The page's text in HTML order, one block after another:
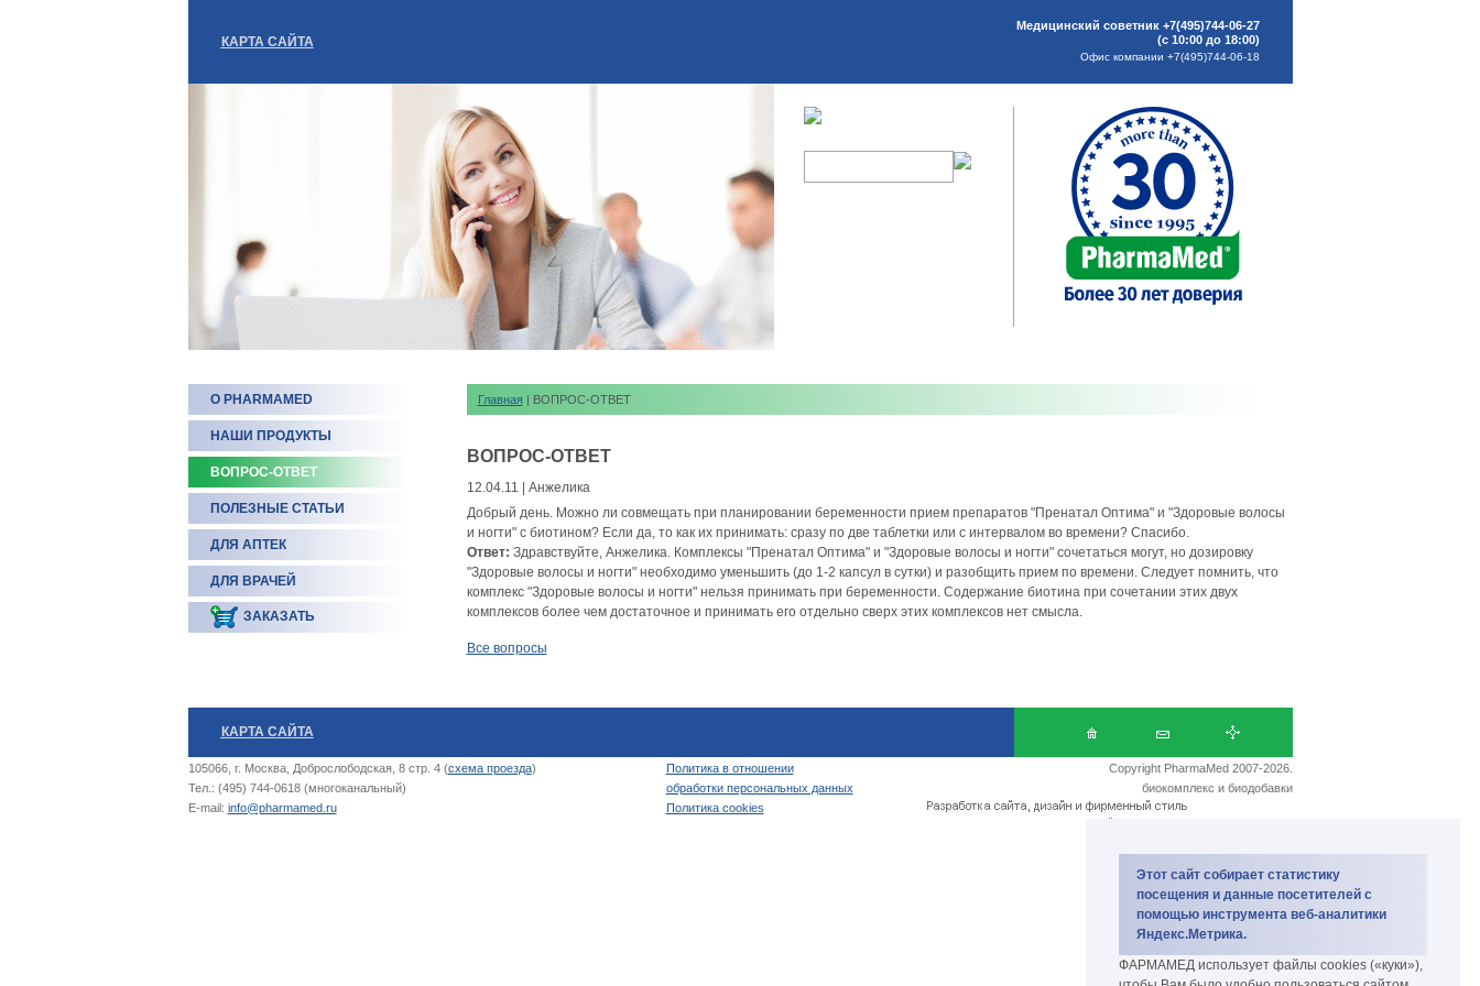
Этот сайт собирает статистику
посещения и данные посетителей с
помощью инструмента веб-аналитики
Яндекс.Метрика.
ФАРМАМЕД использует файлы cookies («куки»),
КАРТА САЙТА
Медицинский советник +7(495)744-06-27
(с 10:00 до 18:00)
Офис компании +7(495)744-06-18
О PHARMAMED
НАШИ ПРОДУКТЫ
ВОПРОС-ОТВЕТ
ПОЛЕЗНЫЕ СТАТЬИ
ДЛЯ АПТЕК
ДЛЯ ВРАЧЕЙ
ЗАКАЗАТЬ
Главная | ВОПРОС-ОТВЕТ
ВОПРОС-ОТВЕТ
12.04.11 | Анжелика
Добрый день. Можно ли совмещать при планировании беременности прием препаратов "Пренатал Оптима" и "Здоровые волосы
и ногти" с биотином? Если да, то как их принимать: сразу по две таблетки или с интервалом во времени? Спасибо.
Ответ: Здравствуйте, Анжелика. Комплексы "Пренатал Оптима" и "Здоровые волосы и ногти" сочетаться могут, но дозировку
"Здоровые волосы и ногти" необходимо уменьшить (до 1-2 капсул в сутки) и разобщить прием по времени. Следует помнить, что
комплекс "Здоровые волосы и ногти" нельзя принимать при беременности. Содержание биотина при сочетании этих двух
комплексов более чем достаточное и принимать его отдельно сверх этих комплексов нет смысла.
Все вопросы
КАРТА САЙТА
105066, г. Москва, Доброслободская, 8 стр. 4 (схема проезда)
Тел.: (495) 744-0618 (многоканальный)
E-mail: info@pharmamed.ru
Политика в отношении
обработки персональных данных
Политика cookies
Copyright PharmaMed 2007-2026.
биокомплекс и биодобавки